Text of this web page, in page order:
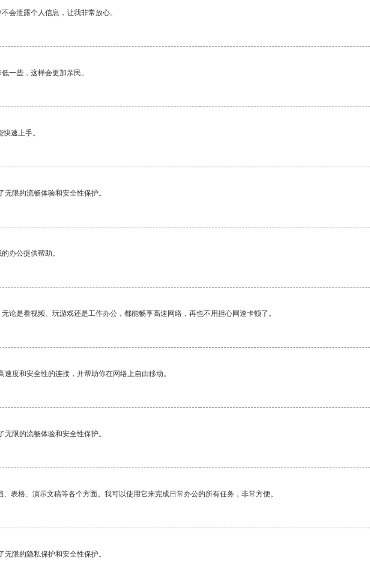
会泄露个人信息，让我非常放心。
一些，这样会更加亲民。
速上手。
限的流畅体验和安全性保护。
办公提供帮助。
论是看视频、玩游戏还是工作办公，都能畅享高速网络，再也不用担心网速卡顿了。
度和安全性的连接，并帮助你在网络上自由移动。
限的流畅体验和安全性保护。
表格、演示文稿等各个方面。我可以使用它来完成日常办公的所有任务，非常方便。
限的隐私保护和安全性保护。